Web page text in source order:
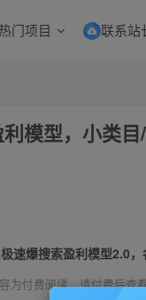
门项目 联系站
模型，小类
速爆搜索盈利模型2.0
为付费阅读，请付费后查